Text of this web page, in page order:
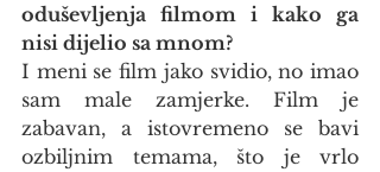
oduševljenja filmom i kako ga
nisi dijelio sa mnom?
I meni se film jako svidio, no imao
sam male zamjerke. Film je
zabavan, a istovremeno se bavi
ozbiljnim temama, što je vrlo